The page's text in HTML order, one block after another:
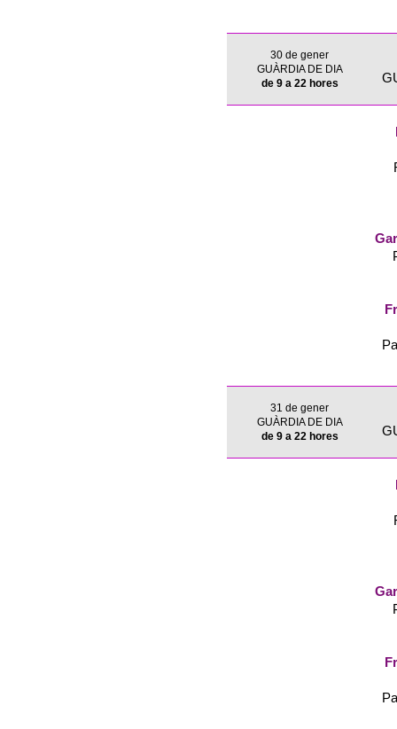
30 de gener
GUÀRDIA DE DIA
de 9 a 22 hores
31 de gener
GUÀRDIA DE DIA
de 9 a 22 hores